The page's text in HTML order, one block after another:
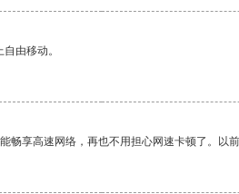
由移动。
享高速网络，再也不用担心网速卡顿了。以